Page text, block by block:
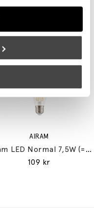
149 kr
AIRAM
Airam LED Normal 7,5W (=60W) E27
109 kr